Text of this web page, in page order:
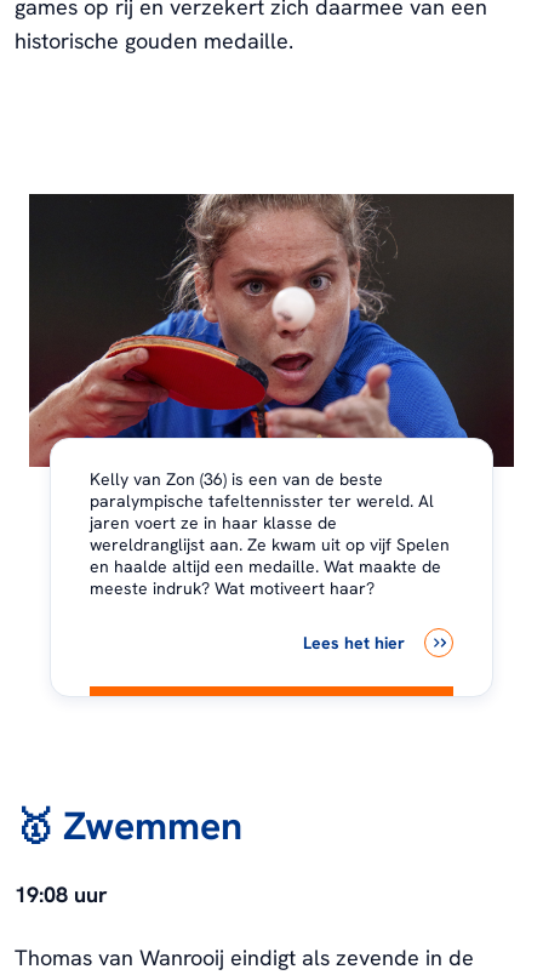
games op rij en verzekert zich daarmee van een
historische gouden medaille.
Kelly van Zon (36) is een van de beste
paralympische tafeltennisster ter wereld. Al
jaren voert ze in haar klasse de
wereldranglijst aan. Ze kwam uit op vijf Spelen
en haalde altijd een medaille. Wat maakte de
meeste indruk? Wat motiveert haar?
Lees het hier
🥇 Zwemmen
19:08 uur
Thomas van Wanrooij eindigt als zevende in de